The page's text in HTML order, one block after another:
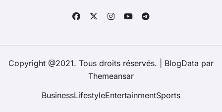
Copyright @2021. Tous droits réservés. BlogData par
Themeansar
BusinessLifestyleEntertainmentSports